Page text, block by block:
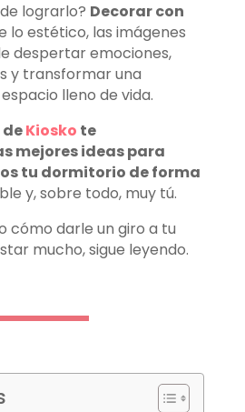
lograrlo? Decorar con
lo estético, las imágenes
despertar emociones,
y transformar una
lleno de vida.
Kiosko te
mejores ideas para
tu dormitorio de forma
y, sobre todo, muy tú.
cómo darle un giro a tu
mucho, sigue leyendo.